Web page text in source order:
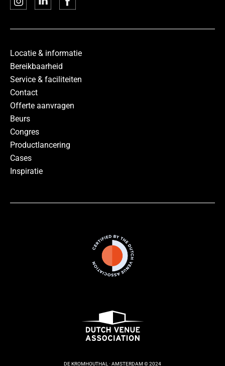
Locatie & informatie
Bereikbaarheid
Service & faciliteiten
Contact
Offerte aanvragen
Beurs
Congres
Productlancering
Cases
Inspiratie
DE KROMHOUTHAL · AMSTERDAM © 2024